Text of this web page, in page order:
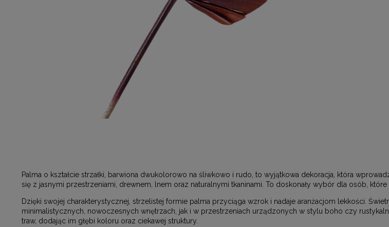
Palma o kształcie strzałki, barwiona dwukolorowo na śliwkowo i rudo, to wyjątkowa dekoracja, która
się z jasnymi przestrzeniami, drewnem, lnem oraz naturalnymi tkaninami. To doskonały wybór dla osób,
Dzięki swojej charakterystycznej, strzelistej formie palma przyciąga wzrok i nadaje aranżacjom lekkości.
minimalistycznych, nowoczesnych wnętrzach, jak i w przestrzeniach urządzonych w stylu boho czy
traw, dodając im głębi koloru oraz ciekawej struktury.